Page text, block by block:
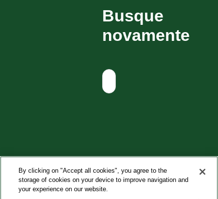
Busque
novamente
By clicking on "Accept all cookies", you agree to the
storage of cookies on your device to improve navigation and
your experience on our website.